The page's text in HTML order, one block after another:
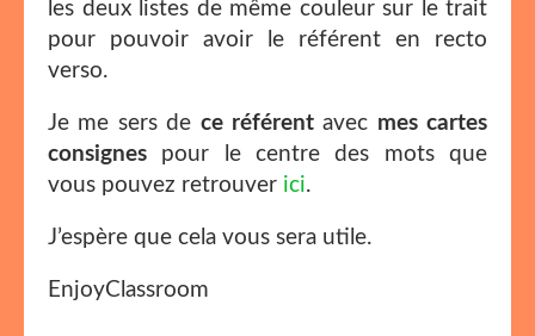
les deux listes de même couleur sur le trait
pour pouvoir avoir le référent en recto
verso.
Je me sers de ce référentavec mes cartes
consignes pour le centre des mots que
vous pouvez retrouver ici.
J’espère que cela vous sera utile.
EnjoyClassroom